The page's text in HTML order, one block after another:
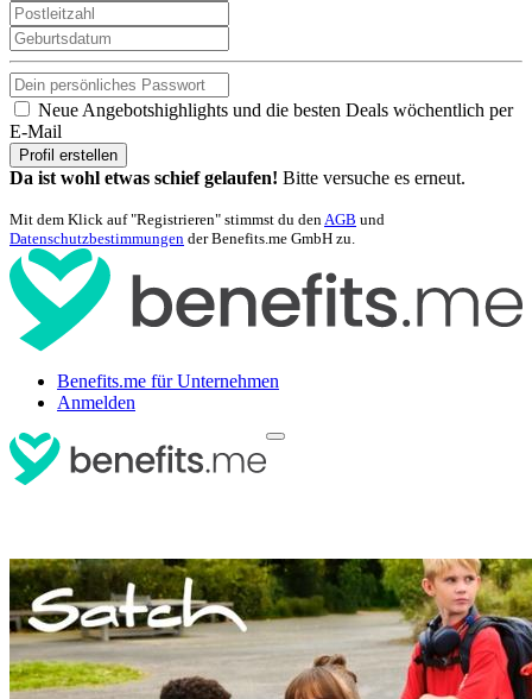
Neue Angebotshighlights und die besten Deals wöchentlich per
E-Mail
Profil erstellen
Da ist wohl etwas schief gelaufen! Bitte versuche es erneut.
Mit dem Klick auf "Registrieren" stimmst du denAGB und
Datenschutzbestimmungen der Benefits.me GmbH zu.
Benefits.me für Unternehmen
Anmelden